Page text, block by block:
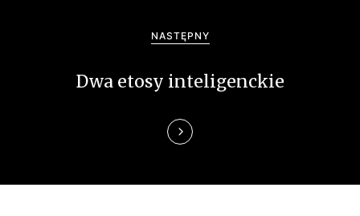
NASTĘPNY
Dwa etosy inteligenckie